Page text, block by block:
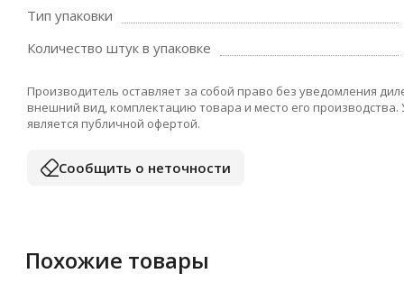
Тип упаковки
Количество штук в упаковке
Производитель оставляет за собой право без уведомления
внешний вид, комплектацию товара и место его
является публичной офертой.
Сообщить о неточности
Похожие товары